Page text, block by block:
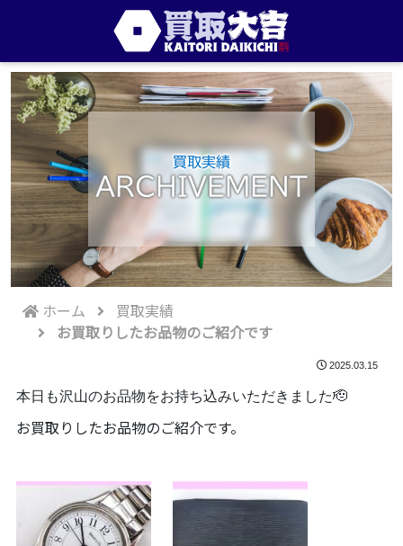
買取実績
ARCHIVEMENT
ホーム
買取実績
お買取りしたお品物のご紹介です
2025.03.15
本日も沢山のお品物をお持ち込みいただきました🫡
お買取りしたお品物のご紹介です。